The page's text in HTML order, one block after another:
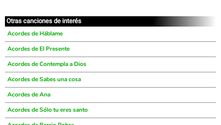
Otras canciones de interés
Acordes de Háblame
Acordes de El Presente
Acordes de Contempla a Dios
Acordes de Sabes una cosa
Acordes de Ana
Acordes de Sólo tu eres santo